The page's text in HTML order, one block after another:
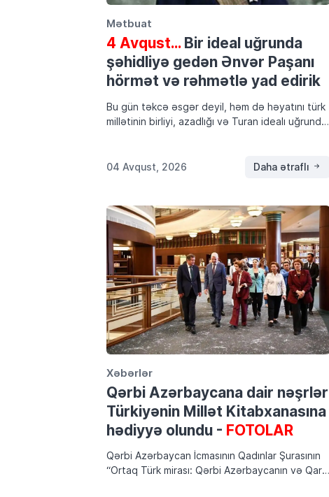
Mətbuat
4 Avqust…Bir ideal uğrunda
şəhidliyə gedən Ənvər Paşanı
hörmət və rəhmətlə yad edirik
Bu gün təkcə əsgər deyil, həm də həyatını türk
millətinin birliyi, azadlığı və Turan idealı uğrunda
baxmayaraq, onun xatirəsinə yönəlmiş təhqirlər,
04 Avqust, 2026 Daha ətraflı
Xəbərlər
Qərbi Azərbaycana dair nəşrlər
Türkiyənin Millət Kitabxanasına
hədiyyə olundu - FOTOLAR
Qərbi Azərbaycan İcmasının Qadınlar Şurasının
“Ortaq Türk mirası: Qərbi Azərbaycanın və Qars